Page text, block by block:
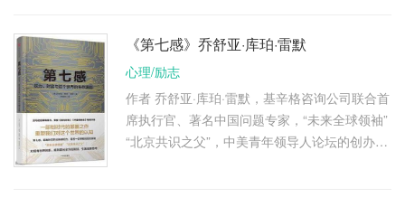
《第七感》乔舒亚·库珀·雷默
心理/励志
作者 乔舒亚·库珀·雷默，基辛格咨询公司联合首
席执行官、著名中国问题专家，“未来全球领袖”
“北京共识之父”，中美青年领导人论坛的创办者